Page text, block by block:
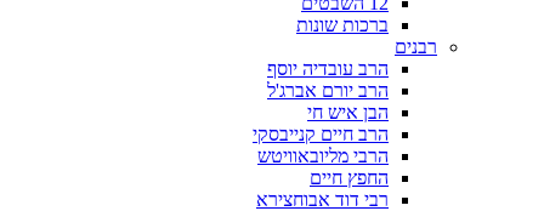
ברכות שונות
רבנים
הרב עובדיה יוסף
הרב יורם אברג'ל
הבן איש חי
הרב חיים קנייבסקי
הרבי מליובאוויטש
החפץ חיים
רבי דוד אבוחצירא